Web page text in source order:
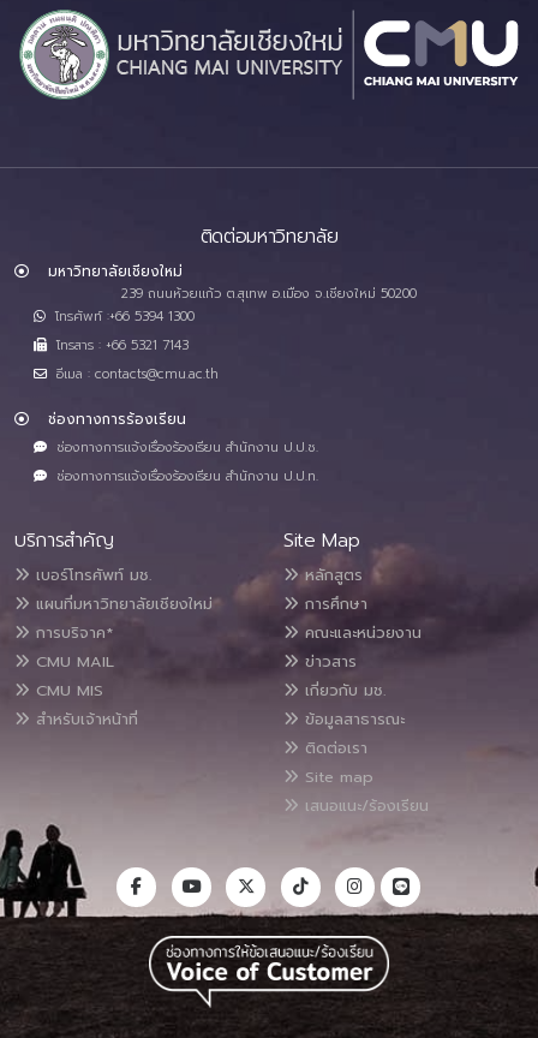
ติดต่อมหาวิทยาลัย
มหาวิทยาลัยเชียงใหม่
239 ถนนห้วยแก้ว ต.สุเทพ อ.เมือง จ.เชียงใหม่ 50200
โทรศัพท์ :+66 5394 1300
โทรสาร : +66 5321 7143
อีเมล : contacts@cmu.ac.th
ช่องทางการร้องเรียน
ช่องทางการแจ้งเรื่องร้องเรียน สำนักงาน ป.ป.ช.
ช่องทางการแจ้งเรื่องร้องเรียน สำนักงาน ป.ป.ท.
บริการสำคัญ
เบอร์โทรศัพท์ มช.
แผนที่มหาวิทยาลัยเชียงใหม่
การบริจาค*
CMU MAIL
CMU MIS
สำหรับเจ้าหน้าที่
Site Map
หลักสูตร
การศึกษา
คณะและหน่วยงาน
ข่าวสาร
เกี่ยวกับ มช.
ข้อมูลสาธารณะ
ติดต่อเรา
Site map
เสนอแนะ/ร้องเรียน